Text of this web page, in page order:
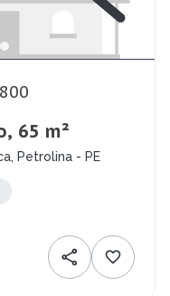
65 m²
Petrolina - PE